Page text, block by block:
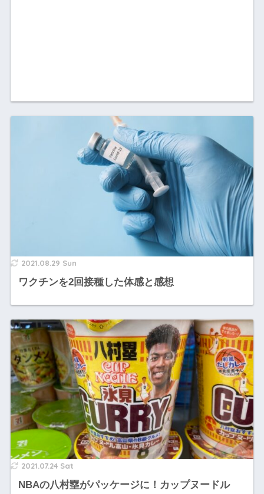
2021.08.29 Sun
ワクチンを2回接種した体感と感想
2021.07.24 Sat
NBAの八村塁がパッケージに！カップヌードル